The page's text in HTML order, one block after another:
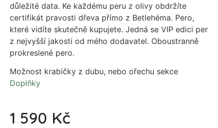
důležité data. Ke každému peru z olivy obdržíte
certifikát pravosti dřeva přímo z Betlehéma. Pero,
které vidíte skutečně kupujete. Jedná se VIP edici per
z nejvyšší jakosti od mého dodavatel. Oboustranně
prokreslené pero.
Možnost krabičky z dubu, nebo ořechu sekce
Doplňky
1 590 Kč